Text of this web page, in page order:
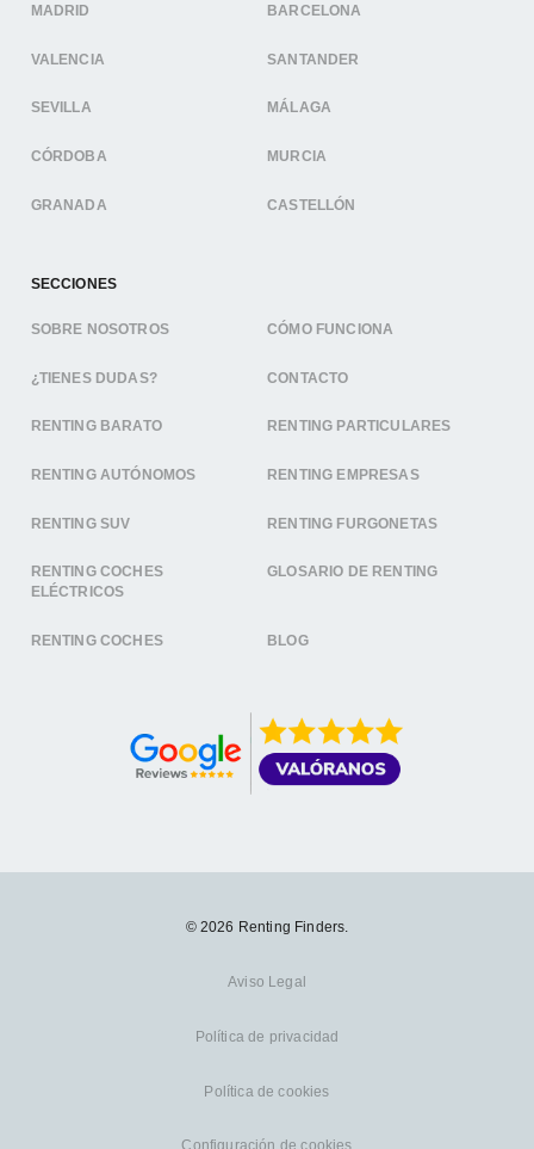
MADRID BARCELONA
VALENCIA SANTANDER
SEVILLA MÁLAGA
CÓRDOBA MURCIA
GRANADA CASTELLÓN
SECCIONES
SOBRE NOSOTROS CÓMO FUNCIONA
¿TIENES DUDAS? CONTACTO
RENTING BARATO RENTING PARTICULARES
RENTING AUTÓNOMOS RENTING EMPRESAS
RENTING SUV RENTING FURGONETAS
RENTING COCHES
ELÉCTRICOS
GLOSARIO DE RENTING
RENTING COCHES BLOG
© 2026 Renting Finders.
Aviso Legal
Política de privacidad
Política de cookies